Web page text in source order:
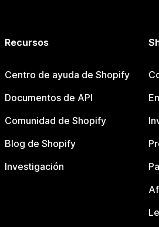
Recursos
Centro de ayuda de Shopify
Documentos de API
Comunidad de Shopify
Blog de Shopify
Investigación